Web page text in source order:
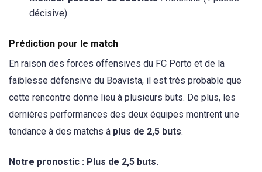
décisive)
Prédiction pour le match
En raison des forces offensives du FC Porto et de la
faiblesse défensive du Boavista, il est très probable que
cette rencontre donne lieu à plusieurs buts. De plus, les
dernières performances des deux équipes montrent une
tendance à des matchs à plus de 2,5 buts.
Notre pronostic : Plus de 2,5 buts.